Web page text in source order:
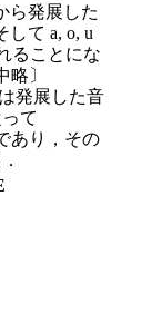
ら発展した
て a, o, u
ることにな
〕
発展した音
て
あり，その